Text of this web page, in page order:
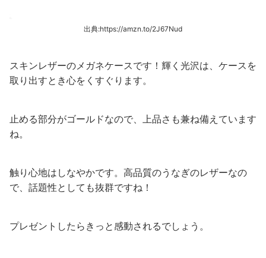
出典:https://amzn.to/2J67Nud
スキンレザーのメガネケースです！輝く光沢は、ケースを
取り出すとき心をくすぐります。
止める部分がゴールドなので、上品さも兼ね備えています
ね。
触り心地はしなやかです。高品質のうなぎのレザーなの
で、話題性としても抜群ですね！
プレゼントしたらきっと感動されるでしょう。